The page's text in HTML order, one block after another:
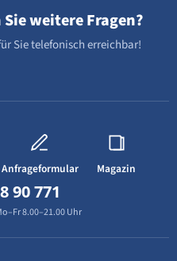
Sie weitere Fragen?
Sie telefonisch erreichbar!
Anfrageformular Magazin
90 771
8.00–21.00 Uhr